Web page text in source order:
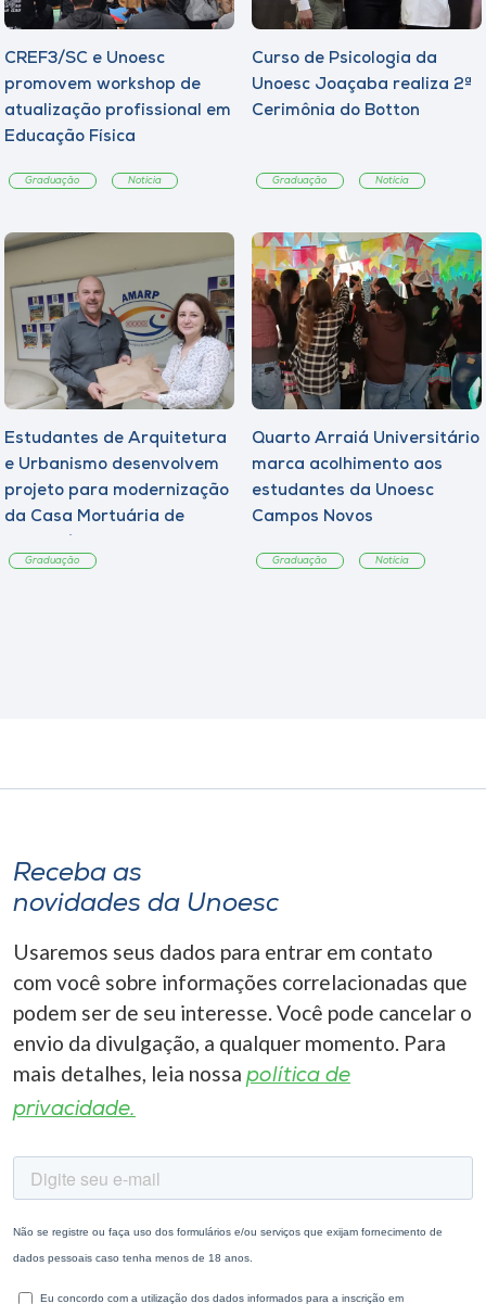
CREF3/SC e Unoesc
promovem workshop de
atualização profissional em
Educação Física
Graduação Notícia
Curso de Psicologia da
Unoesc Joaçaba realiza 2ª
Cerimônia do Botton
Graduação Notícia
Estudantes de Arquitetura
e Urbanismo desenvolvem
projeto para modernização
da Casa Mortuária de
Graduação
Quarto Arraiá Universitário
marca acolhimento aos
estudantes da Unoesc
Campos Novos
Graduação Notícia
Receba as
novidades da Unoesc
Usaremos seus dados para entrar em contato
com você sobre informações correlacionadas que
podem ser de seu interesse. Você pode cancelar o
envio da divulgação, a qualquer momento. Para
mais detalhes, leia nossa política de
privacidade.